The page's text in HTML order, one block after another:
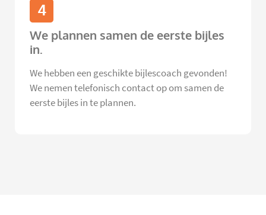
4
We plannen samen de eerste bijles
in.
We hebben een geschikte bijlescoach gevonden!
We nemen telefonisch contact op om samen de
eerste bijles in te plannen.